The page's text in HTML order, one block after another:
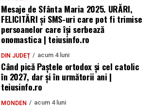
Mesaje de Sfânta Maria 2025. URĂRI,
FELICITĂRI și SMS-uri care pot fi trimise
persoanelor care își serbează
onomastica | teiusinfo.ro
DIN JUDEȚ acum 4 luni
Când pică Paștele ortodox și cel catolic
în 2027, dar și în următorii ani |
teiusinfo.ro
MONDEN acum 4 luni